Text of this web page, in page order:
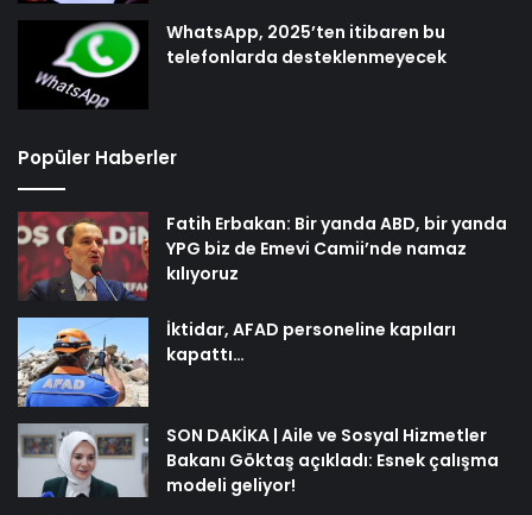
WhatsApp, 2025’ten itibaren bu
telefonlarda desteklenmeyecek
Popüler Haberler
Fatih Erbakan: Bir yanda ABD, bir yanda
YPG biz de Emevi Camii’nde namaz
kılıyoruz
İktidar, AFAD personeline kapıları
kapattı…
SON DAKİKA | Aile ve Sosyal Hizmetler
Bakanı Göktaş açıkladı: Esnek çalışma
modeli geliyor!